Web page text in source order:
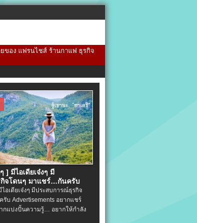
ของ แฟรนไชส์ ร้านกาแฟ ธุรกิจ
] มีไอเดียเจ๋งๆ มี
จโดนๆ มาแชร์…กันครับ
ไอเดียเจ๋งๆ มีประสบการณ์ธุรกิจ
บ Advertisements อยากแชร์
แบ่งปั้นความรู้… อยากให้กำลัง